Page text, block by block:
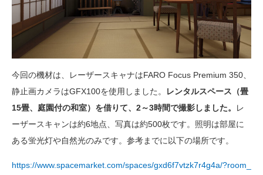
今回の機材は、レーザースキャナはFARO Focus Premium 350、
静止画カメラはGFX100を使用しました。
レンタルスペース（畳
15畳、庭園付の和室）を借りて、 2～3時間で撮影しました。
レ
ーザースキャンは約6地点、写真は約500枚です。照明は部屋に
ある蛍光灯や自然光のみです。参考までに以下の場所です。
https://www.spacemarket.com/spaces/gxd6f7vtzk7r4g4a/?room_